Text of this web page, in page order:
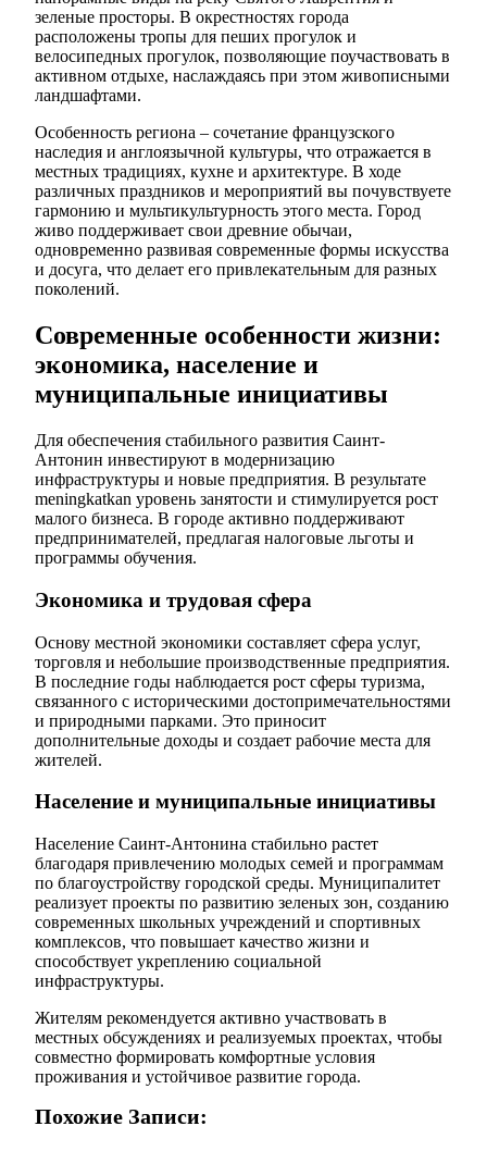
зеленые просторы. В окрестностях города
расположены тропы для пеших прогулок и
велосипедных прогулок, позволяющие поучаствовать в
активном отдыхе, наслаждаясь при этом живописными
ландшафтами.
Особенность региона – сочетание французского
наследия и англоязычной культуры, что отражается в
местных традициях, кухне и архитектуре. В ходе
различных праздников и мероприятий вы почувствуете
гармонию и мультикультурность этого места. Город
живо поддерживает свои древние обычаи,
одновременно развивая современные формы искусства
и досуга, что делает его привлекательным для разных
поколений.
Современные особенности жизни:
экономика, население и
муниципальные инициативы
Для обеспечения стабильного развития Саинт-
Антонин инвестируют в модернизацию
инфраструктуры и новые предприятия. В результате
meningkatkan уровень занятости и стимулируется рост
малого бизнеса. В городе активно поддерживают
предпринимателей, предлагая налоговые льготы и
программы обучения.
Экономика и трудовая сфера
Основу местной экономики составляет сфера услуг,
торговля и небольшие производственные предприятия.
В последние годы наблюдается рост сферы туризма,
связанного с историческими достопримечательностями
и природными парками. Это приносит
дополнительные доходы и создает рабочие места для
жителей.
Население и муниципальные инициативы
Население Саинт-Антонина стабильно растет
благодаря привлечению молодых семей и программам
по благоустройству городской среды. Муниципалитет
реализует проекты по развитию зеленых зон, созданию
современных школьных учреждений и спортивных
комплексов, что повышает качество жизни и
способствует укреплению социальной
инфраструктуры.
Жителям рекомендуется активно участвовать в
местных обсуждениях и реализуемых проектах, чтобы
совместно формировать комфортные условия
проживания и устойчивое развитие города.
Похожие Записи: